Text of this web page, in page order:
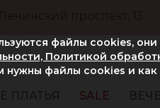
проспект, 13
ПЛАТЬЯ SALE
файлы cookies,
Политикой
нужны файлы сookies и